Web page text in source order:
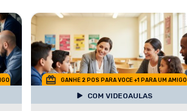
GANHE 2 POS PARA VOCE +1 PARA UM AMIGO
COM VIDEOAULAS